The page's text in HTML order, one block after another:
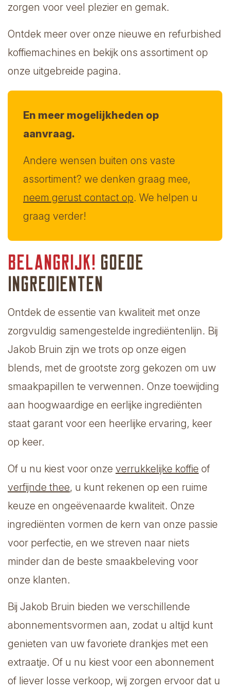
zorgen voor veel plezier en gemak.
Ontdek meer over onze nieuwe en refurbished
koffiemachines en bekijk ons assortiment op
onze uitgebreide pagina.
En meer mogelijkheden op
aanvraag.
Andere wensen buiten ons vaste
assortiment? we denken graag mee,
neem gerust contact op. We helpen u
graag verder!
Belangrijk! Goede
ingrediënten
Ontdek de essentie van kwaliteit met onze
zorgvuldig samengestelde ingrediëntenlijn. Bij
Jakob Bruin zijn we trots op onze eigen
blends, met de grootste zorg gekozen om uw
smaakpapillen te verwennen. Onze toewijding
aan hoogwaardige en eerlijke ingrediënten
staat garant voor een heerlijke ervaring, keer
op keer.
Of u nu kiest voor onze verrukkelijke koffie of
verfijnde thee, u kunt rekenen op een ruime
keuze en ongeëvenaarde kwaliteit. Onze
ingrediënten vormen de kern van onze passie
voor perfectie, en we streven naar niets
minder dan de beste smaakbeleving voor
onze klanten.
Bij Jakob Bruin bieden we verschillende
abonnementsvormen aan, zodat u altijd kunt
genieten van uw favoriete drankjes met een
extraatje. Of u nu kiest voor een abonnement
of liever losse verkoop, wij zorgen ervoor dat u